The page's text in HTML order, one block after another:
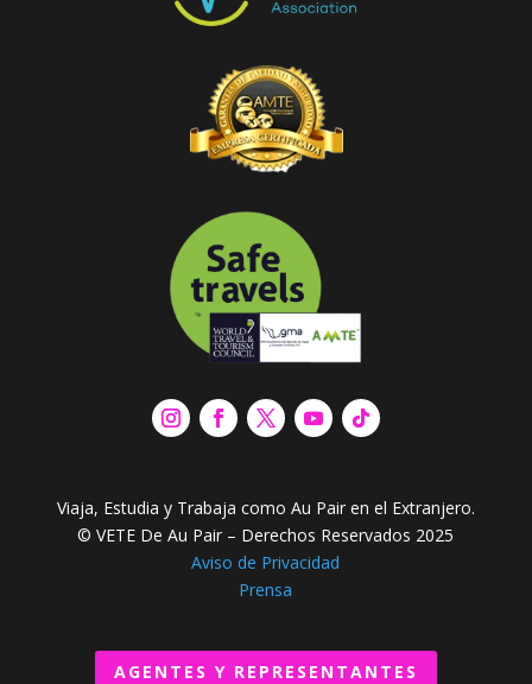
Viaja, Estudia y Trabaja como Au Pair en el Extranjero.
© VETE De Au Pair – Derechos Reservados 2025
Aviso de Privacidad
Prensa
AGENTES Y REPRESENTANTES